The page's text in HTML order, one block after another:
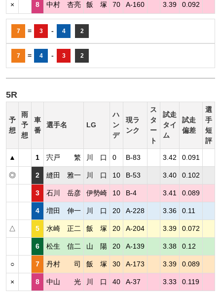
× 8 中村 杏亮 飯 塚 70 A-160 3.39 0.092
7 = 3 - 4 2
7 = 4 - 3 2
5R
予
想
雨
予
想
車
番
選手名 LG
ハ
ン
デ
現ラ
ンク
ス
タ
ー
ト
試走
タイ
ム
試走
偏差
選
手
短
評
▲ 1 宍戸 繁 川 口 0 B-83 3.42 0.091
◎ 2 縫田 雅一 川 口 10 B-53 3.40 0.102
3 石川 岳彦 伊勢崎 10 B-4 3.41 0.089
4 増田 伸一 川 口 20 A-228 3.36 0.11
△ 5 水崎 正二 飯 塚 20 A-204 3.39 0.072
6 松生 信二 山 陽 20 A-139 3.38 0.12
○ 7 丹村 司 飯 塚 30 A-173 3.39 0.089
× 8 中山 光 川 口 40 A-37 3.33 0.119